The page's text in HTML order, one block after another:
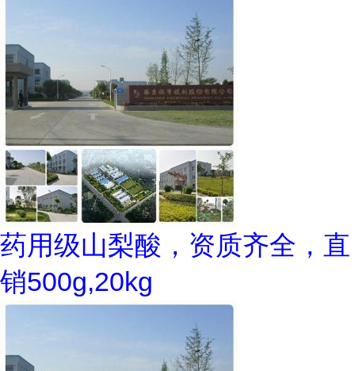
药用级山梨酸，资质齐全，直
销500g,20kg